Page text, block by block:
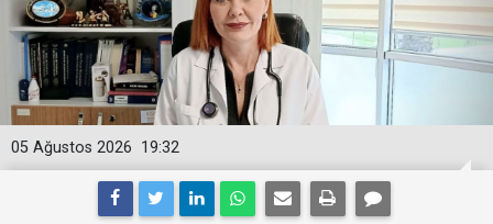
19:32
05 Ağustos 2026